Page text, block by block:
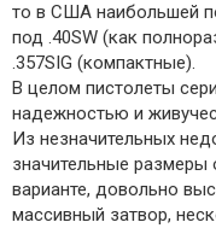
то в США наибольшей
под .40SW (как
.357SIG (компактные).
В целом пистолеты
надежностью и
Из незначительных
значительные
варианте, довольно
массивный затвор,